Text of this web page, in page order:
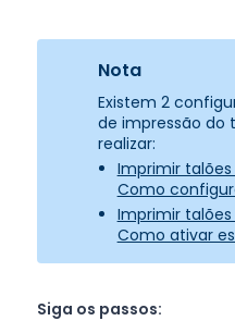
Nota
Existem 2
de impressão do
realizar:
Imprimir
Como
Imprimir
Como ativar
Siga os passos: